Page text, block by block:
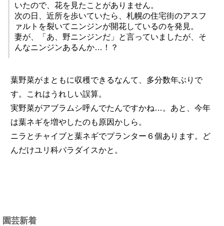
いたので、花を見たことがありません。
次の日、近所を歩いていたら、札幌の住宅街のアスフ
ァルトを裂いてニンジンが開花しているのを発見。
妻が、「あ、野ニンジンだ」と言っていましたが、そ
んなニンジンあるんか…！？
葉野菜がまともに収穫できるなんて、多分数年ぶりで
す。これはうれしい誤算。
実野菜がアブラムシ呼んでたんですかね…。あと、今年
は葉ネギを増やしたのも原因かしら。
ニラとチャイブと葉ネギでプランター６個あります。ど
んだけユリ科パラダイスかと。
園芸新着